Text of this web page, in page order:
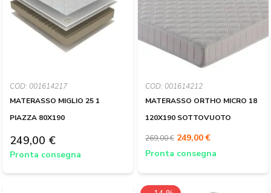
COD: 001614217
MATERASSO MIGLIO 25 1
PIAZZA 80X190
249,00 €
Pronta consegna
COD: 001614212
MATERASSO ORTHO MICRO 18
120X190 SOTTOVUOTO
269,00 € 249,00 €
Pronta consegna